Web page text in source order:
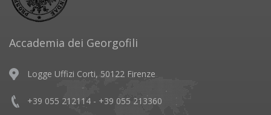
Accademia dei Georgofili
Logge Uffizi Corti, 50122 Firenze
+39 055 212114 - +39 055 213360